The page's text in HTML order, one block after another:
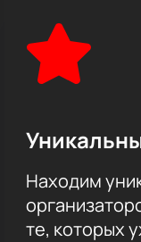
Находим
те, которых